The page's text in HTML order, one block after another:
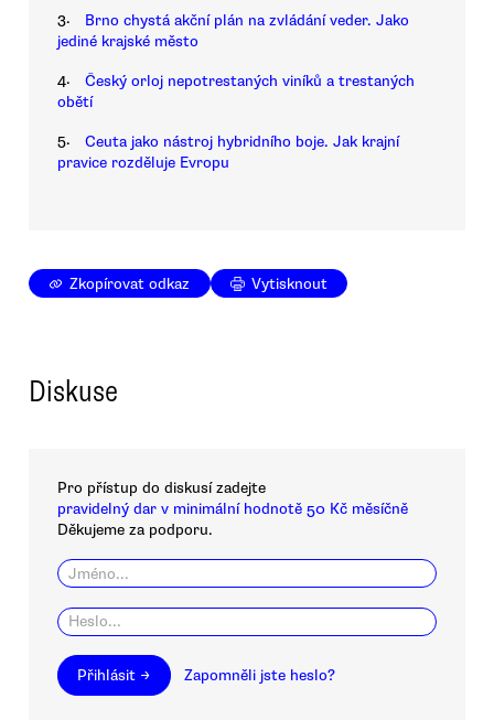
3.
Brno chystá akční plán na zvládání veder. Jako
jediné krajské město
4.
Český orloj nepotrestaných viníků a trestaných
obětí
5.
Ceuta jako nástroj hybridního boje. Jak krajní
pravice rozděluje Evropu
Zkopírovat odkaz Vytisknout
Diskuse
Pro přístup do diskusí zadejte
pravidelný dar v minimální hodnotě 50 Kč měsíčně
Děkujeme za podporu.
Přihlásit → Zapomněli jste heslo?